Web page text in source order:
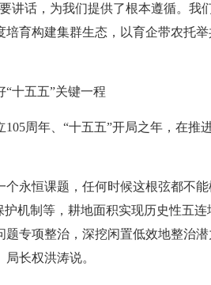
讲话，为我们提供了根本遵循。我
培育构建集群生态，以育企带农托
十五五”关键一程
105周年、“十五五”开局之年，在
个永恒课题，任何时候这根弦都不
护机制等，耕地面积实现历史性五
专项整治，深挖闲置低效地整治
长权洪涛说。